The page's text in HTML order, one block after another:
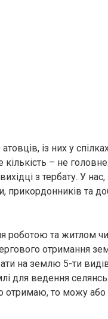
із них у
– не
з тербату. У
прикордонників та
роботою та житлом
отримання
на землю 5-ти
для ведення
то можу або